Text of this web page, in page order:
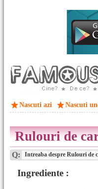
Nascuti azi Nascuti
Rulouri de
Q: Intreaba despre Rulouri de
Ingrediente :